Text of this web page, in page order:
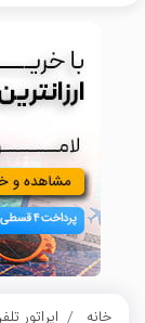
خانه اپراتور